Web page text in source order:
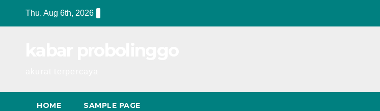
Thu. Aug 6th, 2026
HOME SAMPLE PAGE